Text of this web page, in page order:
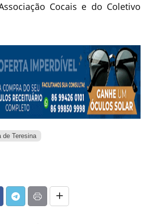
Cocais e do Coletivo
de Teresina